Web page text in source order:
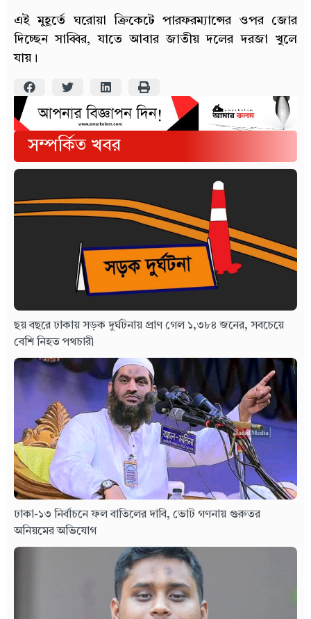
এই মুহূর্তে ঘরোয়া ক্রিকেটে পারফরম্যান্সের ওপর জোর
দিচ্ছেন সাব্বির, যাতে আবার জাতীয় দলের দরজা খুলে
যায়।
সম্পর্কিত খবর
ছয় বছরে ঢাকায় সড়ক দুর্ঘটনায় প্রাণ গেল ১,৩৮৪ জনের, সবচেয়ে
বেশি নিহত পথচারী
ঢাকা-১৩ নির্বাচনে ফল বাতিলের দাবি, ভোট গণনায় গুরুতর
অনিয়মের অভিযোগ